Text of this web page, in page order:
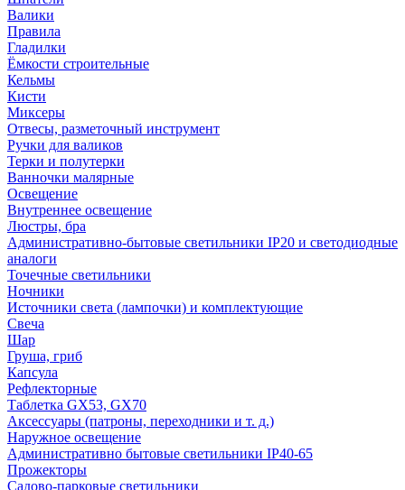
Валики
Правила
Гладилки
Ёмкости строительные
Кельмы
Кисти
Миксеры
Отвесы, разметочный инструмент
Ручки для валиков
Терки и полутерки
Ванночки малярные
Освещение
Внутреннее освещение
Люстры, бра
Административно-бытовые светильники IP20 и светодиодные
аналоги
Точечные светильники
Ночники
Источники света (лампочки) и комплектующие
Свеча
Шар
Груша, гриб
Капсула
Рефлекторные
Таблетка GX53, GX70
Аксессуары (патроны, переходники и т. д.)
Наружное освещение
Административно бытовые светильники IP40-65
Прожекторы
Садово-парковые светильники